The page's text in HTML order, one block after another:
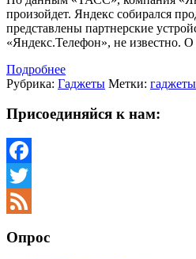
произойдет. Яндекс собирался
представлены партнерские
«Яндекс.Телефон», не известно.
Подробнее
Рубрика: Гаджеты Метки: гаджеты
Присоединяйся к нам:
Facebook
Twitter
Опрос